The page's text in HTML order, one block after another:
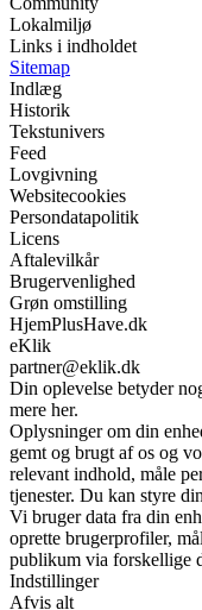
Lokalmiljø
Links i indholdet
Sitemap
Indlæg
Historik
Tekstunivers
Feed
Lovgivning
Websitecookies
Persondatapolitik
Licens
Aftalevilkår
Brugervenlighed
Grøn omstilling
HjemPlusHave.dk
eKlik
partner@eklik.dk
Din oplevelse betyder
mere her.
Oplysninger om din
gemt og brugt af os og
relevant indhold, måle
tjenester. Du kan styre
Vi bruger data fra din
oprette brugerprofiler,
publikum via forskellige
Indstillinger
Afvis alt